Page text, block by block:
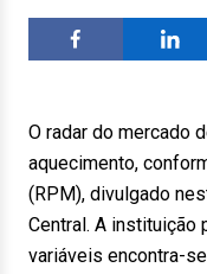
O radar do mercado
aquecimento,
(RPM), divulgado
Central. A instituição
variáveis encontra-